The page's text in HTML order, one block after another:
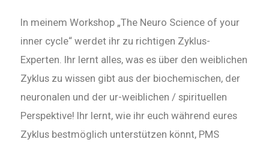
In meinem Workshop „The Neuro Science of your
inner cycle“ werdet ihr zu richtigen Zyklus-
Experten. Ihr lernt alles, was es über den weiblichen
Zyklus zu wissen gibt aus der biochemischen, der
neuronalen und der ur-weiblichen / spirituellen
Perspektive! Ihr lernt, wie ihr euch während eures
Zyklus bestmöglich unterstützen könnt, PMS